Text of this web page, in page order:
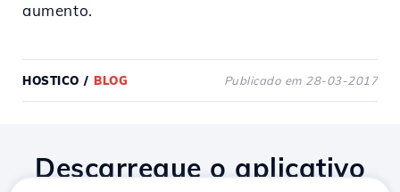
aumento.
HOSTICO / BLOG Publicado em 28-03-2017
Descarregue o aplicativo